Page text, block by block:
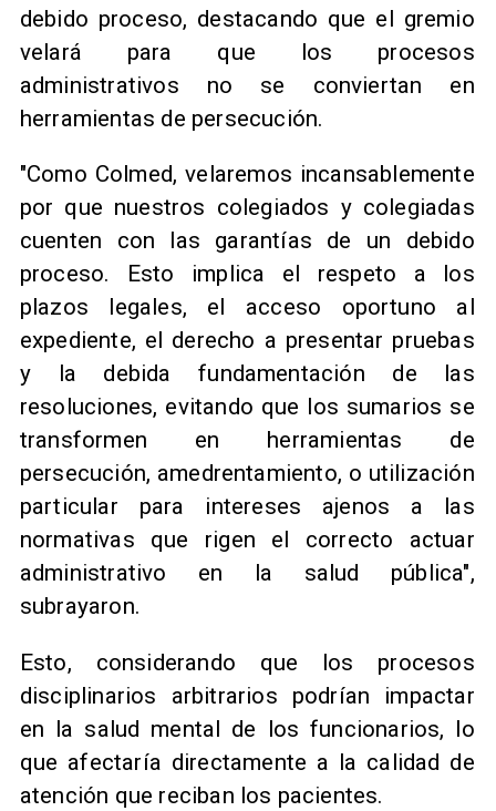
debido proceso, destacando que el gremio
velará para que los procesos
administrativos no se conviertan en
herramientas de persecución.
"Como Colmed, velaremos incansablemente
por que nuestros colegiados y colegiadas
cuenten con las garantías de un debido
proceso. Esto implica el respeto a los
plazos legales, el acceso oportuno al
expediente, el derecho a presentar pruebas
y la debida fundamentación de las
resoluciones, evitando que los sumarios se
transformen en herramientas de
persecución, amedrentamiento, o utilización
particular para intereses ajenos a las
normativas que rigen el correcto actuar
administrativo en la salud pública",
subrayaron.
Esto, considerando que los procesos
disciplinarios arbitrarios podrían impactar
en la salud mental de los funcionarios, lo
que afectaría directamente a la calidad de
atención que reciban los pacientes.